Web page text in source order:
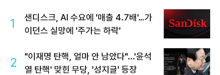
1
샌디스크, AI 수요에 '매출 4.7배'…가
이던스 실망에 '주가는 하락'
2
"이재명 탄핵, 얼마 안 남았다"...'윤석
열 탄핵' 맞힌 무당, '성지글' 등장